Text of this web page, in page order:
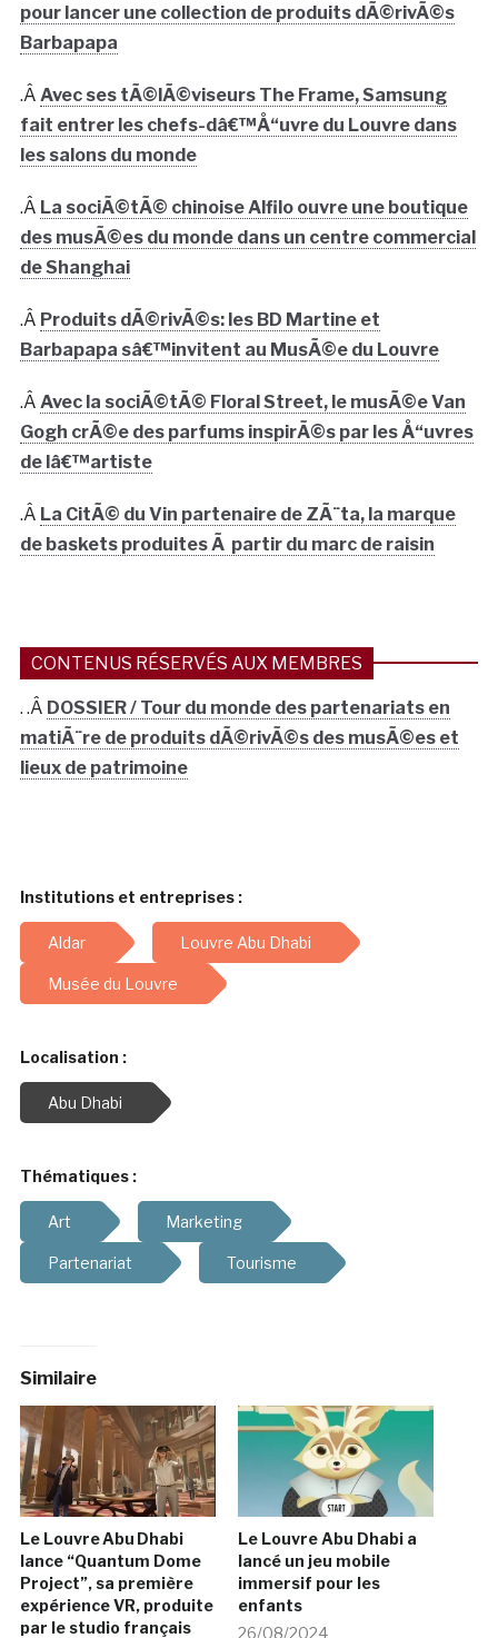
pour lancer une collection de produits dÃ©rivÃ©s
Barbapapa
.Â Avec ses tÃ©lÃ©viseurs The Frame, Samsung
fait entrer les chefs-dâ€™Å“uvre du Louvre dans
les salons du monde
.Â La sociÃ©tÃ© chinoise Alfilo ouvre une boutique
des musÃ©es du monde dans un centre commercial
de Shanghai
.Â Produits dÃ©rivÃ©s: les BD Martine et
Barbapapa sâ€™invitent au MusÃ©e du Louvre
.Â Avec la sociÃ©tÃ© Floral Street, le musÃ©e Van
Gogh crÃ©e des parfums inspirÃ©s par les Å“uvres
de lâ€™artiste
.Â La CitÃ© du Vin partenaire de ZÃ¨ta, la marque
de baskets produites Ã partir du marc de raisin
CONTENUS RÉSERVÉS AUX MEMBRES
. .Â DOSSIER / Tour du monde des partenariats en
matiÃ¨re de produits dÃ©rivÃ©s des musÃ©es et
lieux de patrimoine
Institutions et entreprises :
Aldar Louvre Abu Dhabi
Musée du Louvre
Localisation :
Abu Dhabi
Thématiques :
Art Marketing
Partenariat Tourisme
Similaire
Le Louvre Abu Dhabi
lance “Quantum Dome
Project”, sa première
expérience VR, produite
par le studio français
Le Louvre Abu Dhabi a
lancé un jeu mobile
immersif pour les
enfants
26/08/2024